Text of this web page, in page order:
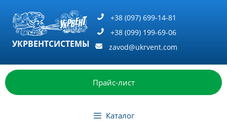
содержимому
УКРВЕНТСИСТЕМЫ
+38 (097) 699-14-81
+38 (099) 199-69-06
zavod@ukrvent.com
Прайс-лист
Каталог